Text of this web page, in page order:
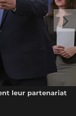
leur partenariat